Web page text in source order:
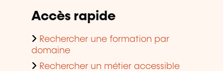
Accès rapide
Rechercher une formation par
domaine
Rechercher un métier accessible